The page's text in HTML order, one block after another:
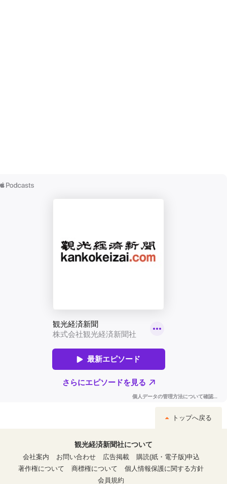
トップへ戻る
観光経済新聞社について
会社案内
お問い合わせ 広告掲載
購読(紙・電子版)申込
著作権について
商標権について
個人情報保護に関する方針
会員規約